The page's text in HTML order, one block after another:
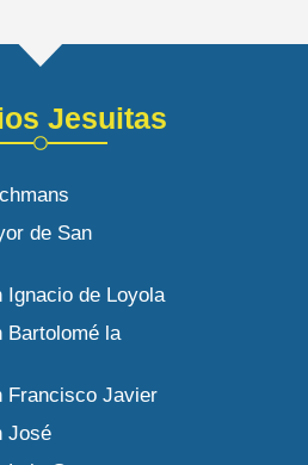
Jesuitas
de San
Ignacio de Loyola
Bartolomé la
Francisco Javier
José